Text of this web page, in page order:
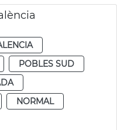
POBLES SUD
NORMAL